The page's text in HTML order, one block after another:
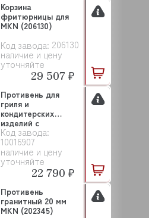
Код завода: 206130
наличие и цену
уточняйте
Корзина
фритюрницы для
MKN (206130)
29 507 ₽
Код завода:
10016907
наличие и цену
уточняйте
Противень для
гриля и
кондитерских
изделий с
антипригарным
спецпо...
22 790 ₽
Противень
гранитный 20 мм
MKN (202345)